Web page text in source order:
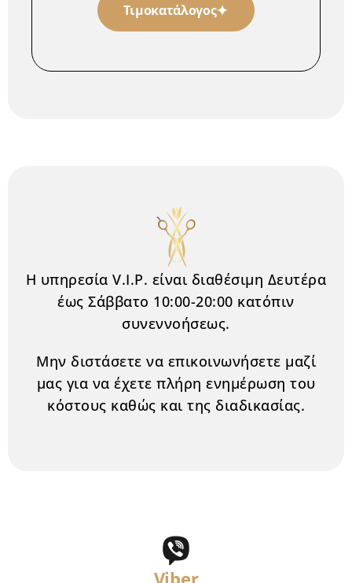
Τιμοκατάλογος
Η υπηρεσία V.I.P. είναι διαθέσιμη Δευτέρα
έως Σάββατο 10:00-20:00 κατόπιν
συνεννοήσεως.
Μην διστάσετε να επικοινωνήσετε μαζί
μας για να έχετε πλήρη ενημέρωση του
κόστους καθώς και της διαδικασίας.
Viber